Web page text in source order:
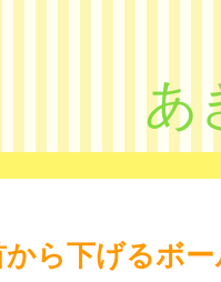
あ
ら下げるボ